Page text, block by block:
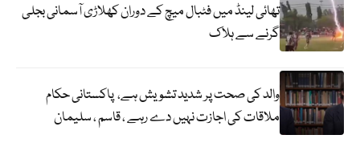
تھائی لینڈ میں فٹبال میچ کے دوران کھلاڑی آسمانی بجلی
گرنے سے ہلاک
والد کی صحت پر شدید تشویش ہے، پاکستانی حکام
ملاقات کی اجازت نہیں دے رہے ، قاسم ، سلیمان